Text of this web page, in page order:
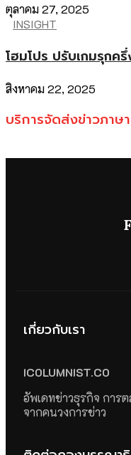
ตุลาคม 27, 2025
INSIGHT
โฮมโปร ปรับเกมรุกค
สิงหาคม 22, 2025
บริการจัดส่งข่าวภาษ
เกี่ยวกับเรา
ICOLUMNIST.CO
อัพเดทข่าวธุรกิจ การต
จากคนวงการข่าว